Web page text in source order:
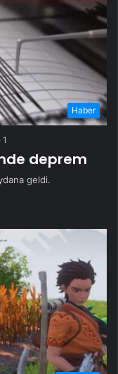
Haber
1
deprem
geldi.